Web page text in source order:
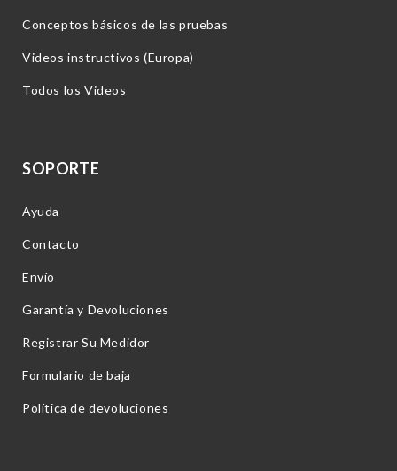
Conceptos básicos de las pruebas
Videos instructivos (Europa)
Todos los Videos
SOPORTE
Ayuda
Contacto
Envío
Garantía y Devoluciones
Registrar Su Medidor
Formulario de baja
Política de devoluciones